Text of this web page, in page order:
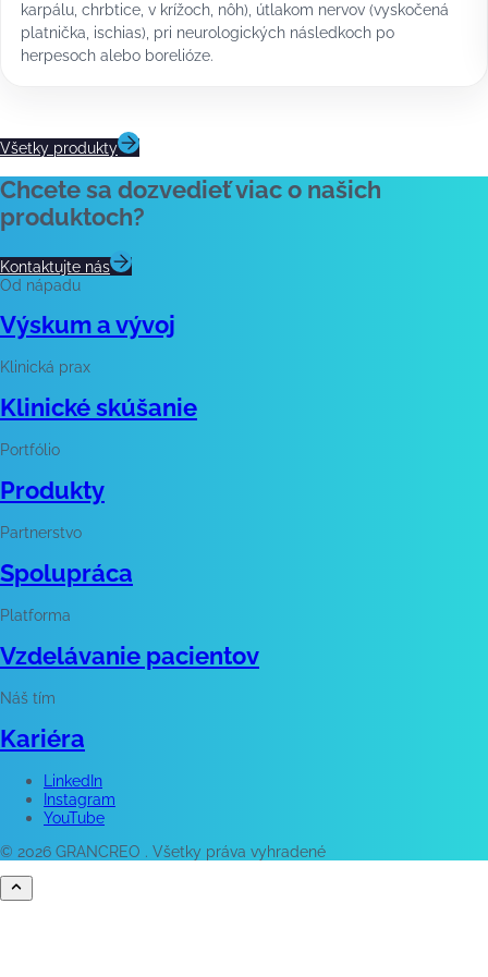
karpálu, chrbtice, v krížoch, nôh), útlakom nervov (vyskočená
platnička, ischias), pri neurologických následkoch po
herpesoch alebo borelióze.
Všetky produkty
Chcete sa dozvedieť viac o našich
produktoch?
Kontaktujte nás
Od nápadu
Výskum a vývoj
Klinická prax
Klinické skúšanie
Portfólio
Produkty
Partnerstvo
Spolupráca
Platforma
Vzdelávanie pacientov
Náš tím
Kariéra
LinkedIn
Instagram
YouTube
© 2026 GRANCREO . Všetky práva vyhradené